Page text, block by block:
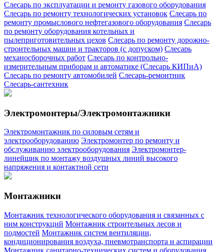
Слесарь по эксплуатации и ремонту газового оборудования
Слесарь по ремонту технологических установок Слесарь по
ремонту промыслового нефтегазового оборудования Слесарь
по ремонту оборудования котельных и
пылеприготовительных цехов Слесарь по ремонту дорожно-
строительных машин и тракторов (с допуском) Слесарь
механосборочных работ Слесарь по контрольно-
измерительным приборам и автоматике (Слесарь КИПиА)
Слесарь по ремонту автомобилей Слесарь-ремонтник
Слесарь-сантехник
Электромонтеры/Электромонтажники
Электромонтажник по силовым сетям и
электрооборудованию Электромонтер по ремонту и
обслуживанию электрооборудования Электромонтер-
линейщик по монтажу воздушных линий высокого
напряжения и контактной сети
Монтажники
Монтажник технологического оборудования и связанных с
ним конструкций Монтажник строительных лесов и
подмостей Монтажник систем вентиляции,
кондиционирования воздуха, пневмотранспорта и аспирации
Монтажник санитарно-технических систем и оборудования